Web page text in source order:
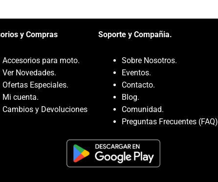
y Compras
Accesorios para moto.
Ver Novedades.
Ofertas Especiales.
Mi cuenta.
Cambios y Devoluciones
Soporte y Compañia.
Sobre Nosotros.
Eventos.
Contacto.
Blog.
Comunidad.
Preguntas Frecuentes (FAQ)